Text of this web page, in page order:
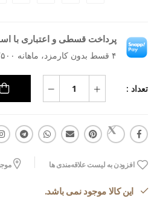
پرداخت قسطی و اعتباری با
۴ قسط بدون کارمزد، ماهانه ۵۲۲٬۵۰۰ تومان
تعداد :
افزودن به لیست علاقه‌مندی ها
این کالا موجود نمی باشد.